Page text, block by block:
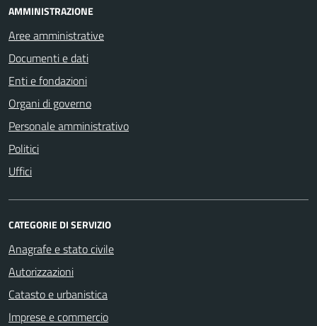
AMMINISTRAZIONE
Aree amministrative
Documenti e dati
Enti e fondazioni
Organi di governo
Personale amministrativo
Politici
Uffici
CATEGORIE DI SERVIZIO
Anagrafe e stato civile
Autorizzazioni
Catasto e urbanistica
Imprese e commercio